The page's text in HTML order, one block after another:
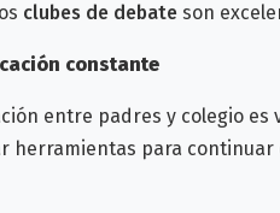
clubes de debate son
constante
entre padres y colegio
herramientas para continuar